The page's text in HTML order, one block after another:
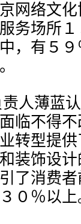
网络文
务场所
，有５
人薄蓝
临不得
转型提
装饰设
了消费
０％以上